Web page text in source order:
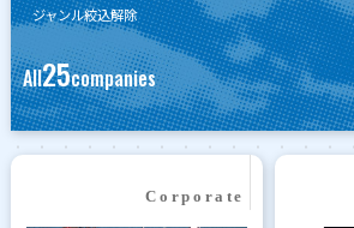
ジャンル絞込解除
All25companies